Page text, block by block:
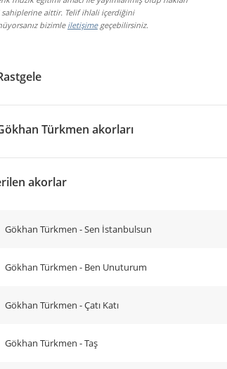
aittir. Telif ihlali içerdiğini
bizimle iletişimegeçebilirsiniz.
Türkmen akorları
akorlar
Gökhan Türkmen - Sen İstanbulsun
Gökhan Türkmen - Ben Unuturum
Gökhan Türkmen - Çatı Katı
Gökhan Türkmen - Taş